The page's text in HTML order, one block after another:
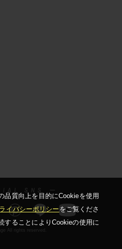
SNS ー
All rights reserved.
品質向上を⽬的にCookieを使⽤
イバシーポリシーをご覧くださ
することによりCookieの使⽤に